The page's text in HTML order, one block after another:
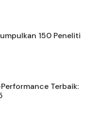
150 Peneliti
Terbaik: